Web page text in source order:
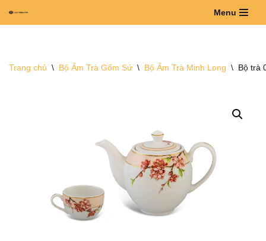
dung
Menu
Trang chủ \ Bộ Ấm Trà Gốm Sứ \ Bộ Ấm Trà Minh Long \ Bộ trà